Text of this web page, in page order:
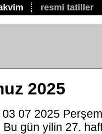
resmi tatiller
2025
07 2025
Bu gün yilin 27.